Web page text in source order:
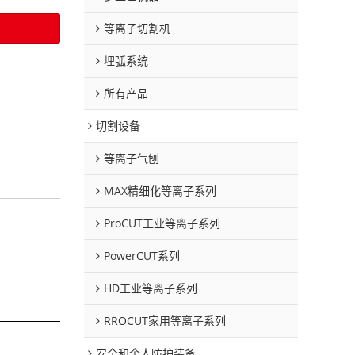
等离子切割机
埋弧系统
所有产品
切割设备
等离子气刨
MAX精细化等离子系列
ProCUT工业等离子系列
PowerCUT系列
HD工业等离子系列
RROCUT家用等离子系列